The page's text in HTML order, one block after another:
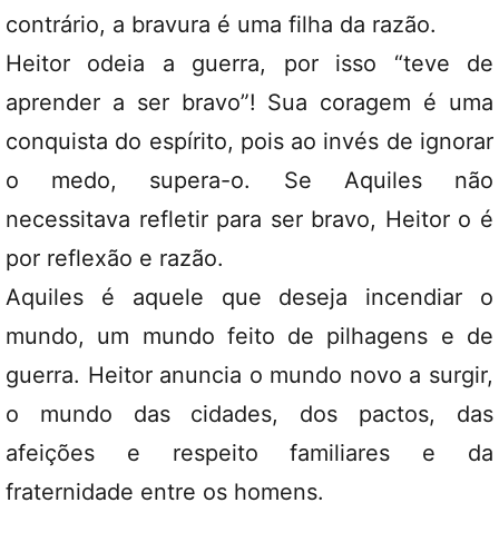
contrário, a bravura é uma filha da razão.
Heitor odeia a guerra, por isso “teve de
aprender a ser bravo”! Sua coragem é uma
conquista do espírito, pois ao invés de ignorar
o medo, supera-o. Se Aquiles não
necessitava refletir para ser bravo, Heitor o é
por reflexão e razão.
Aquiles é aquele que deseja incendiar o
mundo, um mundo feito de pilhagens e de
guerra. Heitor anuncia o mundo novo a surgir,
o mundo das cidades, dos pactos, das
afeições e respeito familiares e da
fraternidade entre os homens.